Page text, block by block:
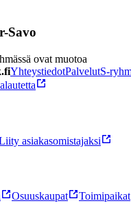
Savo
ovat muotoa
YhteystiedotPalvelutS-
asiakasomistajaksi
Osuuskaupat Toimipaikat